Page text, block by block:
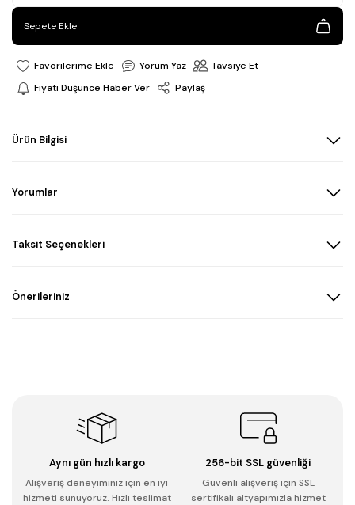
Sepete Ekle
Yorum Yaz
Tavsiye Et
Fiyatı Düşünce Haber Ver
Paylaş
Ürün Bilgisi
Yorumlar
Taksit Seçenekleri
Önerileriniz
Aynı gün hızlı kargo
Alışveriş deneyiminiz için en iyi
hizmeti sunuyoruz. Hızlı teslimat
256-bit SSL güvenliği
Güvenli alışveriş için SSL
sertifikalı altyapımızla hizmet